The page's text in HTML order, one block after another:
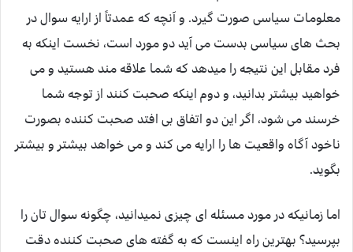
معلومات سیاسی صورت گیرد. و آنچه که عمدتاً از ارایه سوال در
بحث های سیاسی بدست می آید دو مورد است، نخست اینکه به
فرد مقابل این نتیجه را میدهد که شما علاقه مند هستید و می
خواهید بیشتر بدانید، و دوم اینکه صحبت کنند از توجه شما
خرسند می شود، اگر این دو اتفاق بی افتد صحبت کننده بصورت
ناخود آگاه واقعیت ها را ارایه می کند و می خواهد بیشتر و بیشتر
بگوید.
اما زمانیکه در مورد مسئله ای چیزی نمیدانید، چگونه سوال تان را
بپرسید؟ بهترین راه اینست که به گفته های صحبت کننده دقت